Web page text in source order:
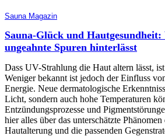
Sauna Magazin
Sauna-Glück und
ungeahnte Spuren hinterlässt
Dass UV-Strahlung die Haut altern lässt,
Weniger bekannt ist jedoch der Einfluss
Energie. Neue dermatologische
Licht, sondern auch hohe Temperaturen
Entzündungsprozesse und
hier alles über das unterschätzte
Hautalterung und die passenden